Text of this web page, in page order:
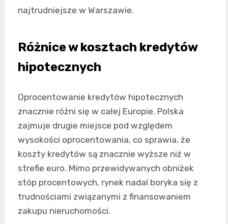
najtrudniejsze w Warszawie.
Różnice w kosztach kredytów
hipotecznych
Oprocentowanie kredytów hipotecznych
znacznie różni się w całej Europie. Polska
zajmuje drugie miejsce pod względem
wysokości oprocentowania, co sprawia, że
koszty kredytów są znacznie wyższe niż w
strefie euro. Mimo przewidywanych obniżek
stóp procentowych, rynek nadal boryka się z
trudnościami związanymi z finansowaniem
zakupu nieruchomości.